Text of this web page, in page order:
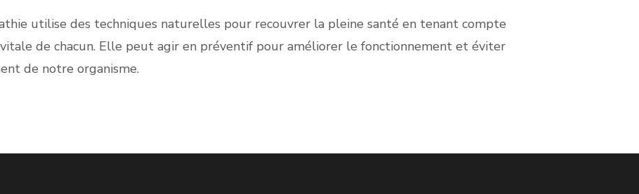
utilise des techniques naturelles pour recouvrer la pleine santé en tenant compte
de chacun. Elle peut agir en préventif pour améliorer le fonctionnement et éviter
de notre organisme.